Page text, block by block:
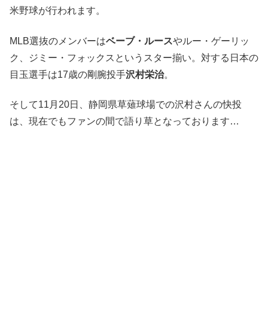
米野球が行われます。
MLB選抜のメンバーはベーブ・ルースやルー・ゲーリッ
ク、ジミー・フォックスというスター揃い。対する日本の
目玉選手は17歳の剛腕投手沢村栄治。
そして11月20日、静岡県草薙球場での沢村さんの快投
は、現在でもファンの間で語り草となっております…